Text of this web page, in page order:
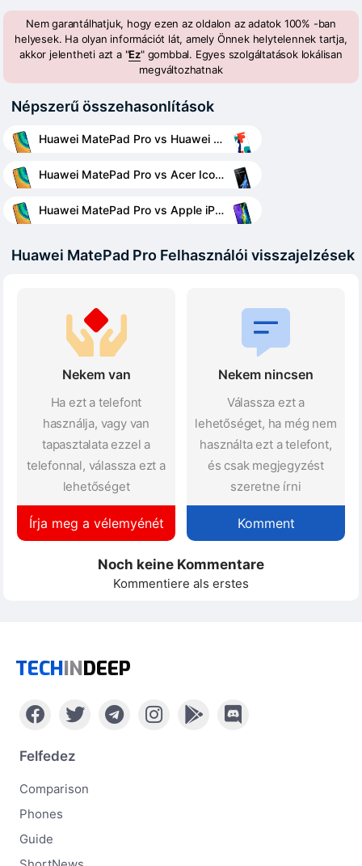
Nem garantálhatjuk, hogy ezen az oldalon az adatok 100% -ban
helyesek. Ha olyan információt lát, amely Önnek helytelennek tartja,
akkor jelentheti azt a "Ez" gombbal. Egyes szolgáltatások lokálisan
megváltozhatnak
Népszerű összehasonlítások
Huawei MatePad Pro vs Huawei MatePad
Huawei MatePad Pro vs Acer Iconia Tab B1-A71
Huawei MatePad Pro vs Apple iPad Pro 11 (2020)
Huawei MatePad Pro Felhasználói visszajelzések
Nekem van
Ha ezt a telefont
használja, vagy van
tapasztalata ezzel a
telefonnal, válassza ezt a
lehetőséget
Írja meg a vélemyénét
Nekem nincsen
Válassza ezt a
lehetőséget, ha még nem
használta ezt a telefont,
és csak megjegyzést
szeretne írni
Komment
Noch keine Kommentare
Kommentiere als erstes
TECHINDEEP
Felfedez
Comparison
Phones
Guide